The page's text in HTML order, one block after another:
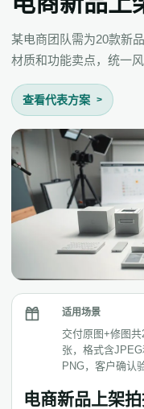
某电商团队需为20款新
材质和功能卖点，统一风
查看代表方案
适用场景
交付原图+修图共
张，格式含JPEG
PNG，客户确认
电商新品上架